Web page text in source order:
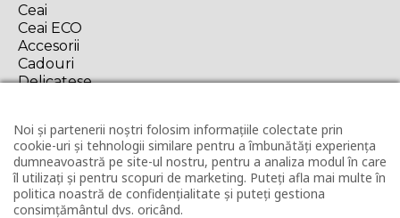
Ceai
Ceai ECO
Accesorii
Cadouri
Delicatese
INFORMAȚII UTILE
Contact
Horeca
Revânzător Tea Forté
Condiții de livrare
Noi și partenerii noștri folosim informațiile colectate prin
cookie-uri și tehnologii similare pentru a îmbunătăți experiența
dumneavoastră pe site-ul nostru, pentru a analiza modul în care
îl utilizați și pentru scopuri de marketing. Puteți afla mai multe în
politica noastră de confidențialitate și puteți gestiona
consimțământul dvs. oricând.